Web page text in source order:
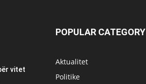
vitet
POPULAR CATEGORY
Aktualitet
Politike